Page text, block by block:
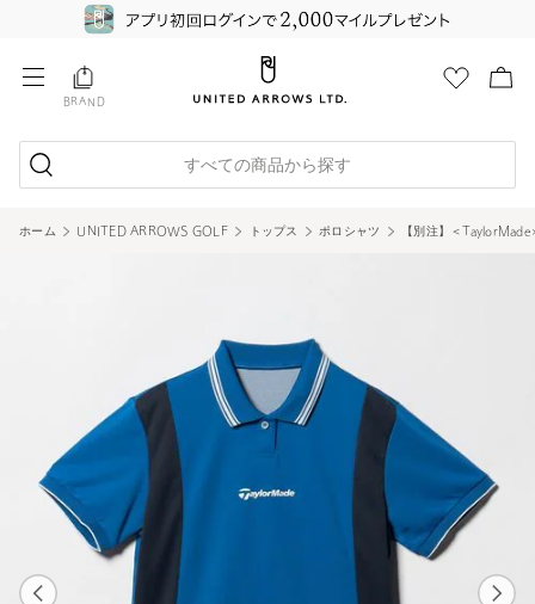
BRAND
すべての商品から探す
ホーム UNITED ARROWS GOLF トップス ポロシャツ 【別注】＜